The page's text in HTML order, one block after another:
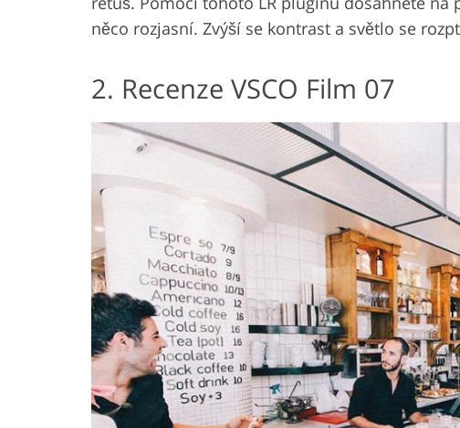
něco rozjasní. Zvýší se kontrast a světlo se
2. Recenze VSCO Film 07